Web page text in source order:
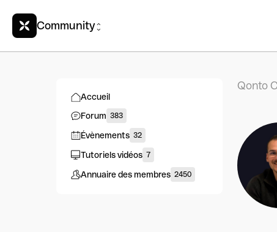
Community
Accueil
Forum 383
Évènements 32
Tutoriels vidéos 7
Annuaire des membres 2450
Qonto